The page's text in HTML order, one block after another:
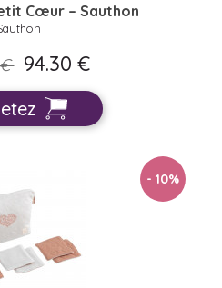
Cœur – Sauthon
€ 94.30 €
- 10%